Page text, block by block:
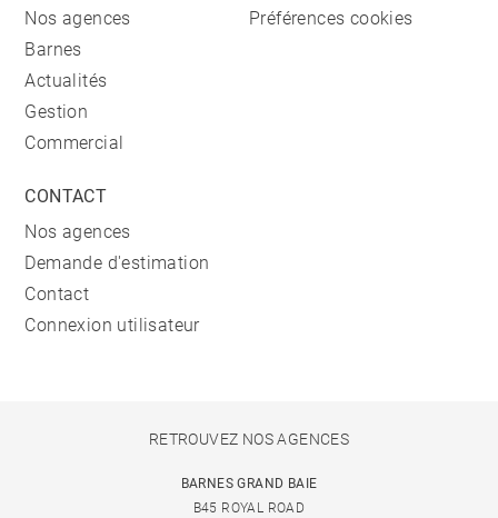
Nos agences
Barnes
Actualités
Gestion
Commercial
Préférences cookies
CONTACT
Nos agences
Demande d'estimation
Contact
Connexion utilisateur
RETROUVEZ NOS AGENCES
BARNES GRAND BAIE
B45 ROYAL ROAD